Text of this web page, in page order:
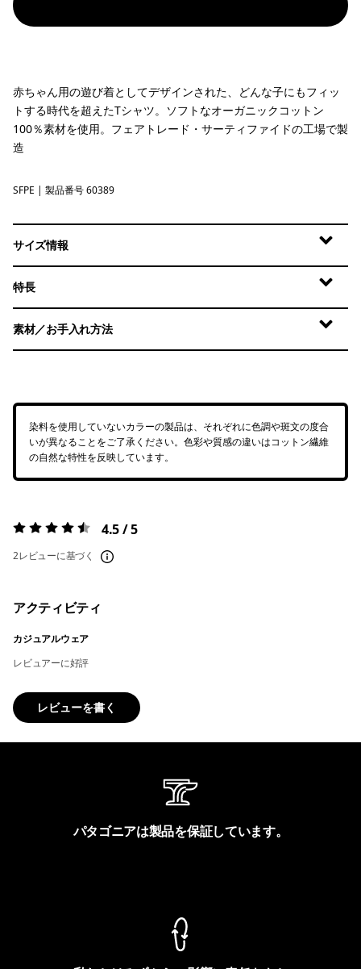
赤ちゃん用の遊び着としてデザインされた、どんな子にもフィッ
トする時代を超えたTシャツ。ソフトなオーガニックコットン
100％素材を使用。フェアトレード・サーティファイドの工場で製
造
Surf Shelly: Peach Sherbet
SFPE | 製品番号 60389
サイズ情報
特長
素材／お手入れ方法
染料を使用していないカラーの製品は、それぞれに色調や斑文の度合
いが異なることをご了承ください。色彩や質感の違いはコットン繊維
の自然な特性を反映しています。
評価:4.5 / 5 4.5 / 5
2レビューに基づく
アクティビティ
カジュアルウェア
レビュアーに好評
レビューを書く
パタゴニアは製品を保証しています。